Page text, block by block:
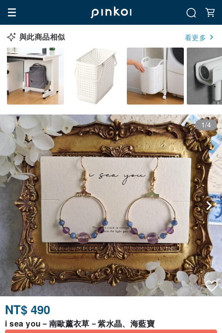
與此商品相似 看更多
1/4
NT$ 490
i sea you－南歐薰衣草－紫水晶、海藍寶